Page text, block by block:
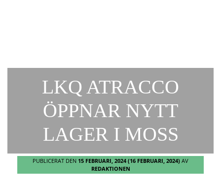
LKQ ATRACCO
ÖPPNAR NYTT
LAGER I MOSS
PUBLICERAT DEN 15 FEBRUARI, 2024 (16 FEBRUARI, 2024) AV
REDAKTIONEN